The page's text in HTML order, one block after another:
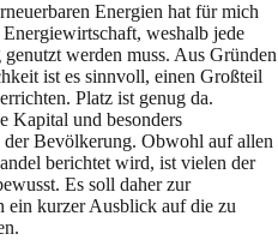
Energien hat für mich
weshalb jede
werden muss. Aus Gründen
ist es sinnvoll, einen Großteil
Platz ist genug da.
Kapital und besonders
Bevölkerung. Obwohl auf allen
berichtet wird, ist vielen der
Es soll daher zur
ein kurzer Ausblick auf die zu